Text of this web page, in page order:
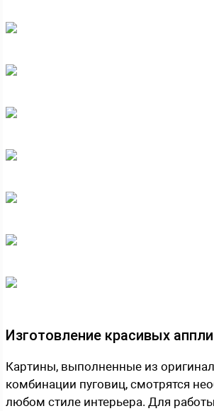
Изготовление красивых
Картины, выполненные из
комбинации пуговиц, смотрятся
любом стиле интерьера. Для